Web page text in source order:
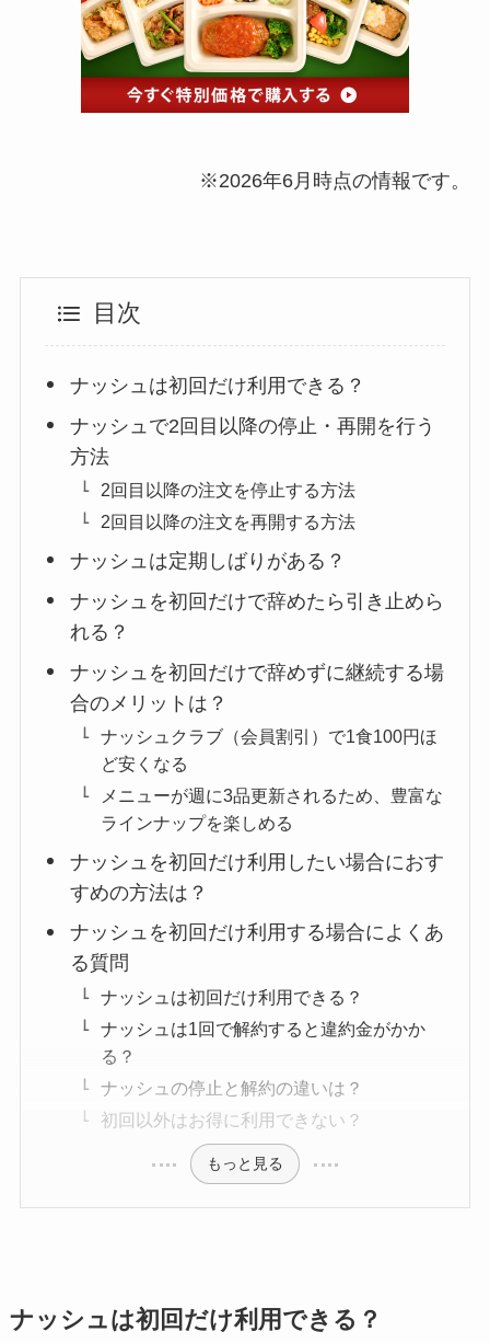
※2026年6月時点の情報です。
目次
ナッシュは初回だけ利用できる？
ナッシュで2回目以降の停止・再開を行う
方法
2回目以降の注文を停止する方法
2回目以降の注文を再開する方法
ナッシュは定期しばりがある？
ナッシュを初回だけで辞めたら引き止めら
れる？
ナッシュを初回だけで辞めずに継続する場
合のメリットは？
ナッシュクラブ（会員割引）で1食100円ほ
ど安くなる
メニューが週に3品更新されるため、豊富な
ラインナップを楽しめる
ナッシュを初回だけ利用したい場合におす
すめの方法は？
ナッシュを初回だけ利用する場合によくあ
る質問
ナッシュは初回だけ利用できる？
ナッシュは1回で解約すると違約金がかか
る？
ナッシュの停止と解約の違いは？
初回以外はお得に利用できない？
もっと見る
ナッシュは初回だけ利用できる？